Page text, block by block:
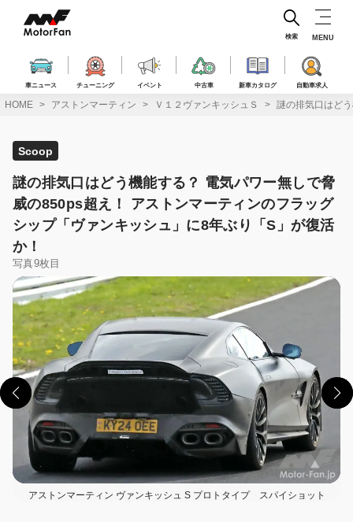
ス
車ニュース チューニング イベント 中古車 新車カタログ 自動車求人
検索 MENU
HOME アストンマーティン Ｖ１２ヴァンキッシュＳ 謎の排気口はど
Scoop
謎の排気口はどう機能する？ 電気パワー無しで脅
威の850ps超え！ アストンマーティンのフラッグ
シップ「ヴァンキッシュ」に8年ぶり「S」が復活
か！
写真9枚目
アストンマーティン ヴァンキッシュ S プロトタイプ スパイショット
この画像の記事を読む